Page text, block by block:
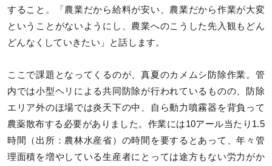
すること。「農業だから給料が安い、農業だから作業が大変
ということがないようにし、農業へのこうした先入観もどん
どんなくしていきたい」と話します。
ここで課題となってくるのが、真夏のカメムシ防除作業。管
内では小型ヘリによる共同防除が行われているものの、防除
エリア外のほ場では炎天下の中、自ら動力噴霧器を背負って
農薬散布する必要がありました。作業には10アール当たり1.5
時間（出所：農林水産省）の時間を要するとあって、年々管
理面積を増やしている生産者にとっては途方もない労力がか